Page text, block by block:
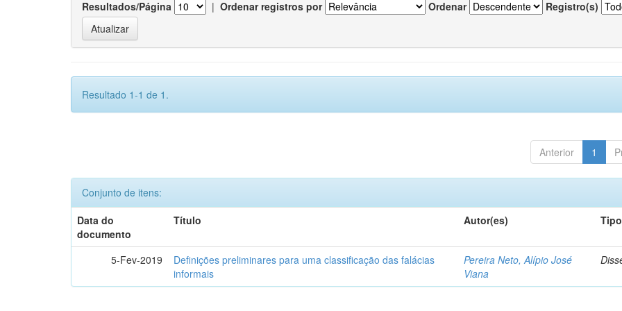
Resultados/Página | Ordenar registros por Ordenar Registro(s)
Resultado 1-1 de 1.
Anterior 1
Conjunto de itens:
Data do
documento
Título Autor(es) Tipo
5-Fev-2019
Definições preliminares para uma classificação das falácias
informais
Pereira Neto, Alípio José
Viana